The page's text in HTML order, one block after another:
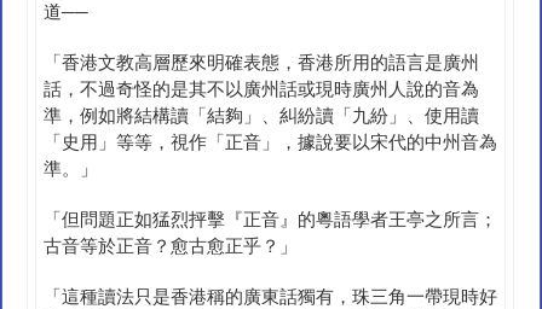
道──
「香港文教高層歷來明確表態，香港所用的語言是廣州
話，不過奇怪的是其不以廣州話或現時廣州人說的音為
準，例如將結構讀「結夠」、糾紛讀「九紛」、使用讀
「史用」等等，視作「正音」，據說要以宋代的中州音為
準。」
「但問題正如猛烈抨擊『正音』的粵語學者王亭之所言；
古音等於正音？愈古愈正乎？」
「這種讀法只是香港稱的廣東話獨有，珠三角一帶現時好